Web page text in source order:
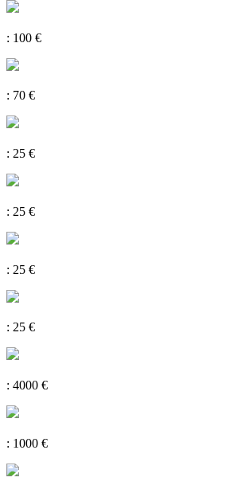
: 100 €
: 70 €
: 25 €
: 25 €
: 25 €
: 25 €
: 4000 €
: 1000 €